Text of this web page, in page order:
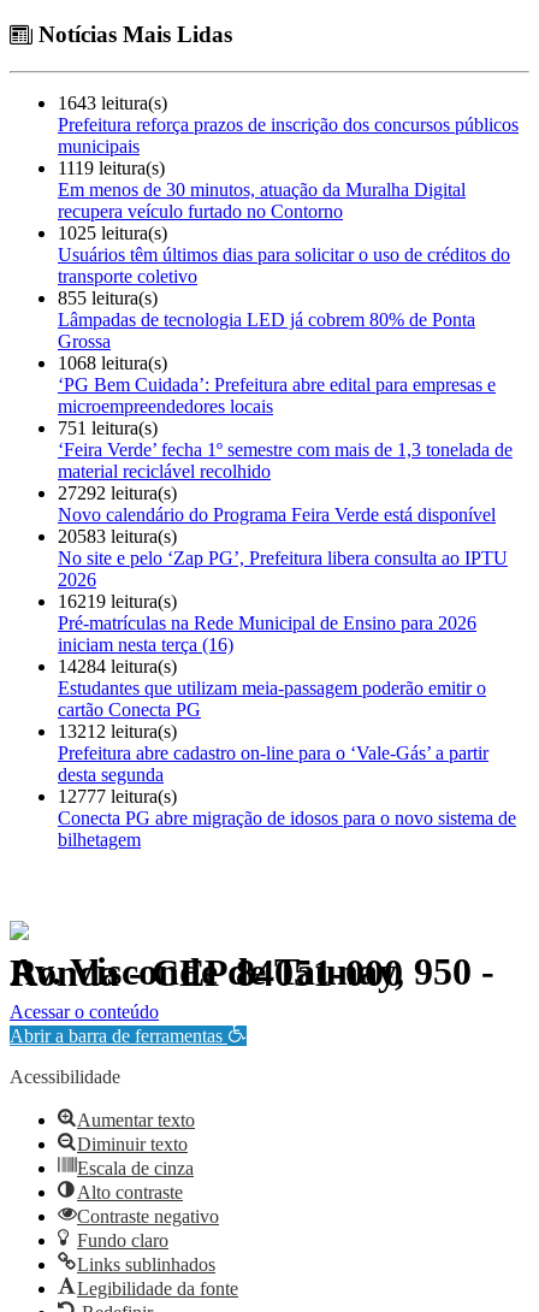
Notícias Mais Lidas
1643 leitura(s)
Prefeitura reforça prazos de inscrição dos concursos públicos
municipais
1119 leitura(s)
Em menos de 30 minutos, atuação da Muralha Digital
recupera veículo furtado no Contorno
1025 leitura(s)
Usuários têm últimos dias para solicitar o uso de créditos do
transporte coletivo
855 leitura(s)
Lâmpadas de tecnologia LED já cobrem 80% de Ponta
Grossa
1068 leitura(s)
‘PG Bem Cuidada’: Prefeitura abre edital para empresas e
microempreendedores locais
751 leitura(s)
‘Feira Verde’ fecha 1º semestre com mais de 1,3 tonelada de
material reciclável recolhido
27292 leitura(s)
Novo calendário do Programa Feira Verde está disponível
20583 leitura(s)
No site e pelo ‘Zap PG’, Prefeitura libera consulta ao IPTU
2026
16219 leitura(s)
Pré-matrículas na Rede Municipal de Ensino para 2026
iniciam nesta terça (16)
14284 leitura(s)
Estudantes que utilizam meia-passagem poderão emitir o
cartão Conecta PG
13212 leitura(s)
Prefeitura abre cadastro on-line para o ‘Vale-Gás’ a partir
desta segunda
12777 leitura(s)
Conecta PG abre migração de idosos para o novo sistema de
bilhetagem
Av. Visconde de Taunay, 950 - Ronda - CEP 84051-000
Política de Privacidade.
Acessar o conteúdo
Abrir a barra de ferramentas
Acessibilidade
Aumentar texto
Diminuir texto
Escala de cinza
Alto contraste
Contraste negativo
Fundo claro
Links sublinhados
Legibilidade da fonte